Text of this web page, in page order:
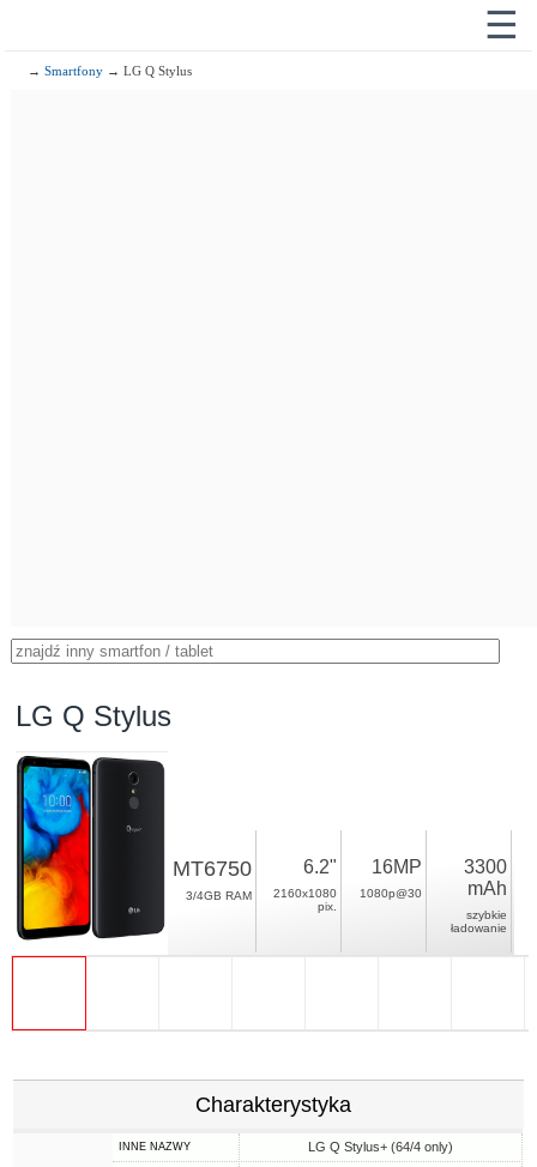
☰
→Smartfony → LG Q Stylus
LG Q Stylus
MT6750
3/4GB RAM
6.2"
2160x1080
pix.
16MP
1080p@30
3300
mAh
szybkie
ładowanie
Charakterystyka
INNE NAZWY LG Q Stylus+ (64/4 only)